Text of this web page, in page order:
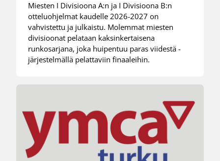
Miesten I Divisioona A:n ja I Divisioona B:n
otteluohjelmat kaudelle 2026-2027 on
vahvistettu ja julkaistu. Molemmat miesten
divisioonat pelataan kaksinkertaisena
runkosarjana, joka huipentuu paras viidestä -
järjestelmällä pelattaviin finaaleihin.